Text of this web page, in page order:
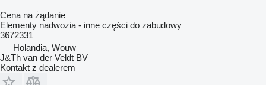
Cena na żądanie
Elementy nadwozia - inne części do zabudowy
3672331
Holandia, Wouw
J&Th van der Veldt BV
Kontakt z dealerem